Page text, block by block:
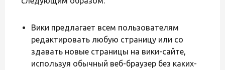
Вики предлагает всем пользователям
редактировать любую страницу или со
здавать новые страницы на вики-сайте,
используя обычный веб-браузер без каких-